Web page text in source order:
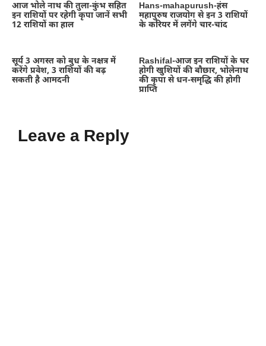
आज भोले नाथ की तुला-कुंभ सहित
इन राशियों पर रहेगी कृपा जानें सभी
12 राशियों का हाल
Hans-mahapurush-हंस
महापुरुष राजयोग से इन 3 राशियों
के करियर में लगेंगे चार-चांद
सूर्य 3 अगस्त को बुध के नक्षत्र में
करेंगे प्रवेश, 3 राशियों की बढ़
सकती है आमदनी
Rashifal-आज इन राशियों के घर
होगी खुशियों की बौछार, भोलेनाथ
की कृपा से धन-समृद्धि की होगी
प्राप्ति
Leave a Reply